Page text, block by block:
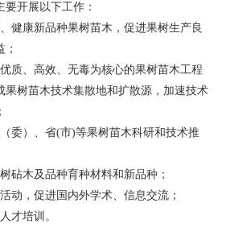
开展以下工作：
康新品种果树苗木，促进果树生产良
、高效、无毒为核心的果树苗木工程
果树苗木技术集散地和扩散源，加速技术
）、省(市)等果树苗木科研和技术推
木及品种育种材料和新品种；
，促进国内外学术、信息交流；
培训。